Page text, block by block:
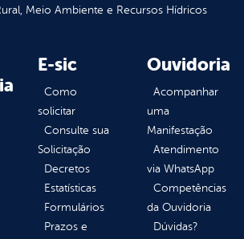
Meio Ambiente e Recursos Hídricos
E-sic
Como
solicitar
Consulte sua
Solicitação
Decretos
Estatísticas
Formulários
Prazos e
Ouvidoria
Acompanhar
uma
Manifestação
Atendimento
via WhatsApp
Competências
da Ouvidoria
Dúvidas?